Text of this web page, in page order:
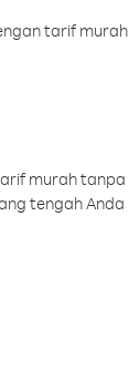
tarif murah
murah tanpa
tengah Anda